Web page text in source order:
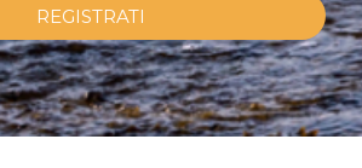
REGISTRATI